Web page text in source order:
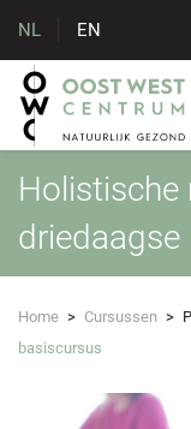
NL EN
Holistische
Home > Cursussen >
basiscursus